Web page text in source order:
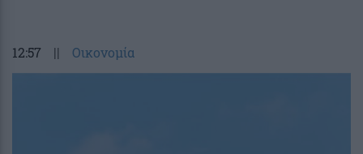
12:57 || Οικονομία